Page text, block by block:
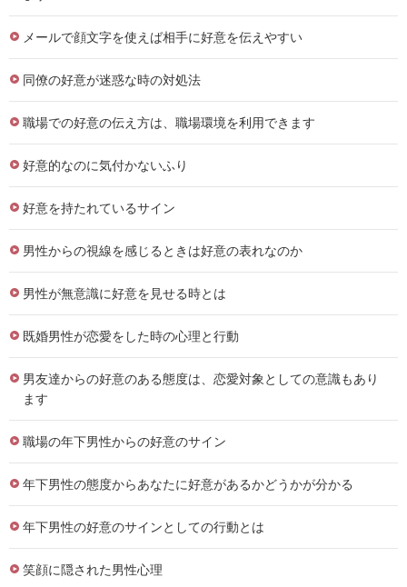
メールで顔文字を使えば相手に好意を伝えやすい
同僚の好意が迷惑な時の対処法
職場での好意の伝え方は、職場環境を利用できます
好意的なのに気付かないふり
好意を持たれているサイン
男性からの視線を感じるときは好意の表れなのか
男性が無意識に好意を見せる時とは
既婚男性が恋愛をした時の心理と行動
男友達からの好意のある態度は、恋愛対象としての意識もあり
ます
職場の年下男性からの好意のサイン
年下男性の態度からあなたに好意があるかどうかが分かる
年下男性の好意のサインとしての行動とは
笑顔に隠された男性心理